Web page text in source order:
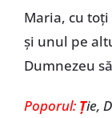
Maria, cu
și unul pe
Dumnezeu
Poporul: Ție,